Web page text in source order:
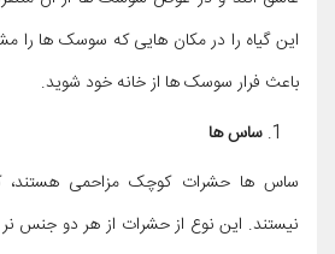
این گیاه را در مکان هایی که سوسک ها را
باعث فرار سوسک ها از خانه خود شوید.
ساس ها
ساس ها حشرات کوچک مزاحمی هستند،
نیستند. این نوع از حشرات از هر دو جنس نر